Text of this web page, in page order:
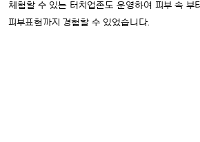
체험할 수 있는 터치업존도 운영하여 피부 속 부
피부표현까지 경험할 수 있었습니다.